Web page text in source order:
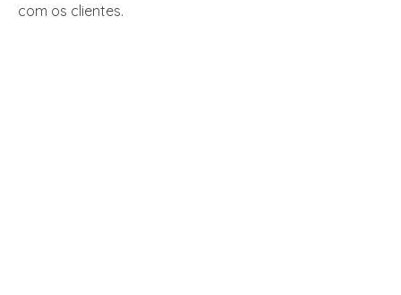
com os clientes.